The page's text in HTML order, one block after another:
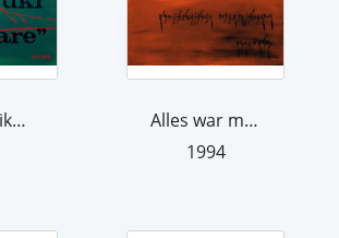
Die amerikanische Task Force 64 (Kont...
Alles war mit Rot überflutet, denn de...
1994